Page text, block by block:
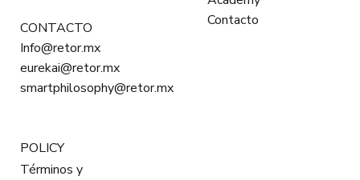
CONTACTO
Info@retor.mx
eurekai@retor.mx
smartphilosophy@retor.mx
POLICY
Términos y
Contacto